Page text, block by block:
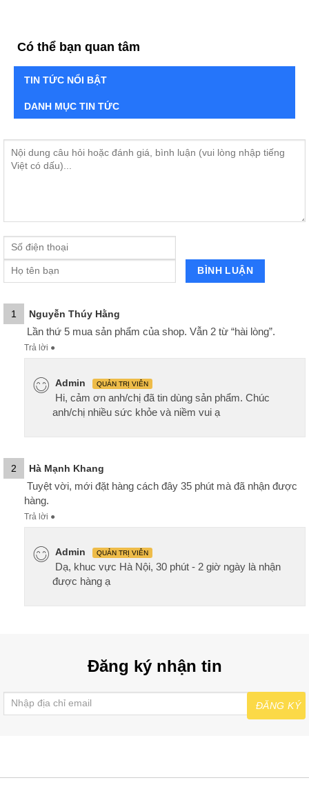
Có thể bạn quan tâm
TIN TỨC NỔI BẬT
DANH MỤC TIN TỨC
1 Nguyễn Thúy Hằng
Lần thứ 5 mua sản phẩm của shop. Vẫn 2 từ “hài lòng”.
Trả lời ●
Admin QUẢN TRỊ VIÊN
Hi, cảm ơn anh/chị đã tin dùng sản phẩm. Chúc
anh/chị nhiều sức khỏe và niềm vui ạ
2 Hà Mạnh Khang
Tuyệt vời, mới đặt hàng cách đây 35 phút mà đã nhận được
hàng.
Trả lời ●
Admin QUẢN TRỊ VIÊN
Dạ, khuc vực Hà Nội, 30 phút - 2 giờ ngày là nhận
được hàng ạ
Đăng ký nhận tin
ĐĂNG KÝ